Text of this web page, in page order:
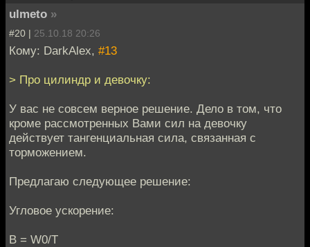
ulmeto »
#20 | 25.10.18 20:26
Кому: DarkAlex, #13
> Про цилиндр и девочку:
У вас не совсем верное решение. Дело в том, что
кроме рассмотренных Вами сил на девочку
действует тангенциальная сила, связанная с
торможением.
Предлагаю следующее решение:
Угловое ускорение:
B = W0/T